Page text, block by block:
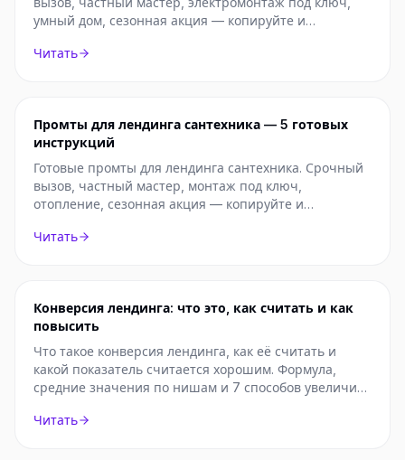
умный дом, сезонная акция — копируйте и
Читать
Промты для лендинга сантехника — 5 готовых
инструкций
Готовые промты для лендинга сантехника. Срочный
вызов, частный мастер, монтаж под ключ,
отопление, сезонная акция — копируйте и
Читать
Конверсия лендинга: что это, как считать и как
повысить
Что такое конверсия лендинга, как её считать и
какой показатель считается хорошим. Формула,
средние значения по нишам и 7 способов увеличить
Читать